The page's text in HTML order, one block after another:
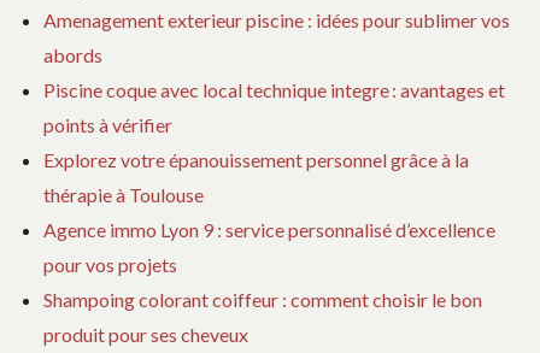
Amenagement exterieur piscine : idées pour sublimer vos
abords
Piscine coque avec local technique integre : avantages et
points à vérifier
Explorez votre épanouissement personnel grâce à la
thérapie à Toulouse
Agence immo Lyon 9 : service personnalisé d’excellence
pour vos projets
Shampoing colorant coiffeur : comment choisir le bon
produit pour ses cheveux